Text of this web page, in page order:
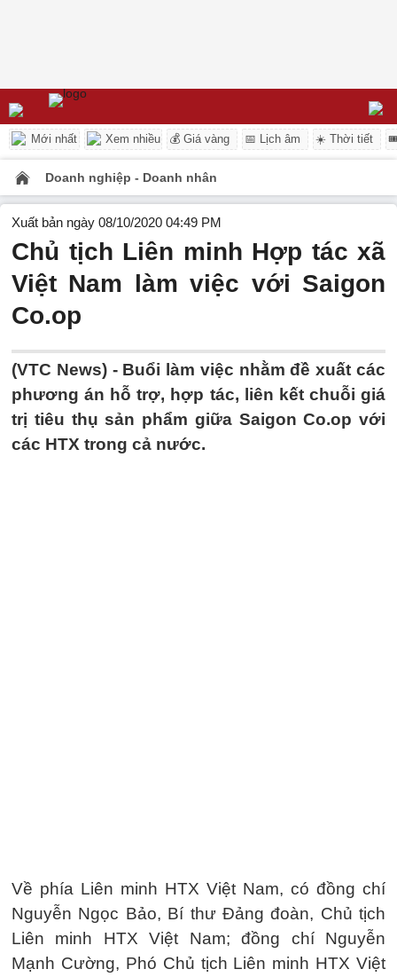
Mới nhất Xem nhiều 💰 Giá vàng 📅 Lịch âm ☀️ Thời tiết
Doanh nghiệp - Doanh nhân
Xuất bản ngày 08/10/2020 04:49 PM
Chủ tịch Liên minh Hợp tác xã
Việt Nam làm việc với Saigon
Co.op
(VTC News) - Buổi làm việc nhằm đề xuất các
phương án hỗ trợ, hợp tác, liên kết chuỗi giá
trị tiêu thụ sản phẩm giữa Saigon Co.op với
các HTX trong cả nước.
Về phía Liên minh HTX Việt Nam, có đồng chí
Nguyễn Ngọc Bảo, Bí thư Đảng đoàn, Chủ tịch
Liên minh HTX Việt Nam; đồng chí Nguyễn
Mạnh Cường, Phó Chủ tịch Liên minh HTX Việt